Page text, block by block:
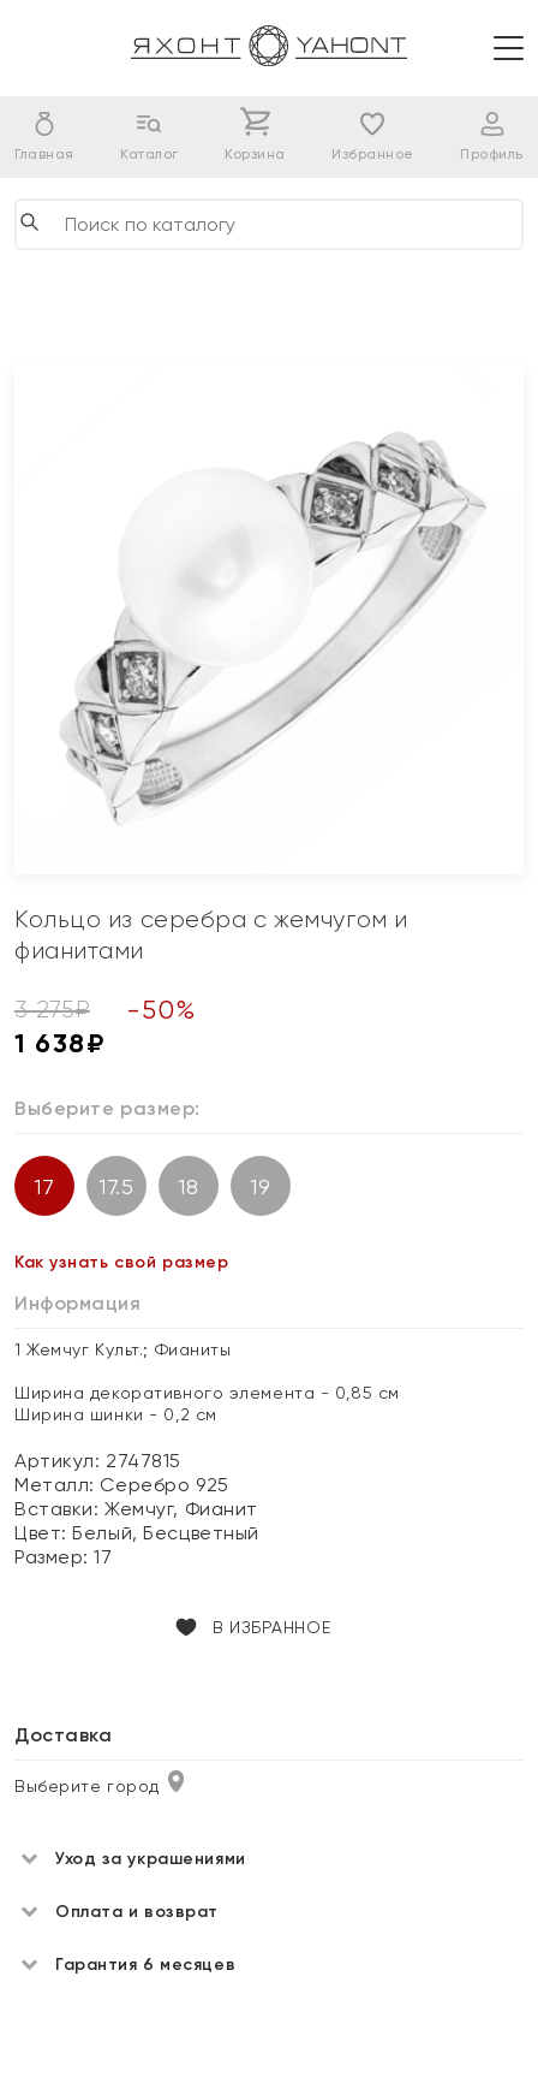
Главная Каталог Корзина Избранное Профиль
Кольцо из серебра с жемчугом и
фианитами
3 275₽ -50%
1 638₽
Выберите размер:
17 17.5 18 19
Как узнать свой размер
Информация
1 Жемчуг Культ.; Фианиты
Ширина декоративного элемента - 0,85 см
Ширина шинки - 0,2 см
Артикул: 2747815
Металл: Серебро 925
Вставки:Жемчуг, Фианит
Цвет:Белый, Бесцветный
Размер:17
В ИЗБРАННОЕ
Доставка
Выберите город
Уход за украшениями
Оплата и возврат
Гарантия 6 месяцев